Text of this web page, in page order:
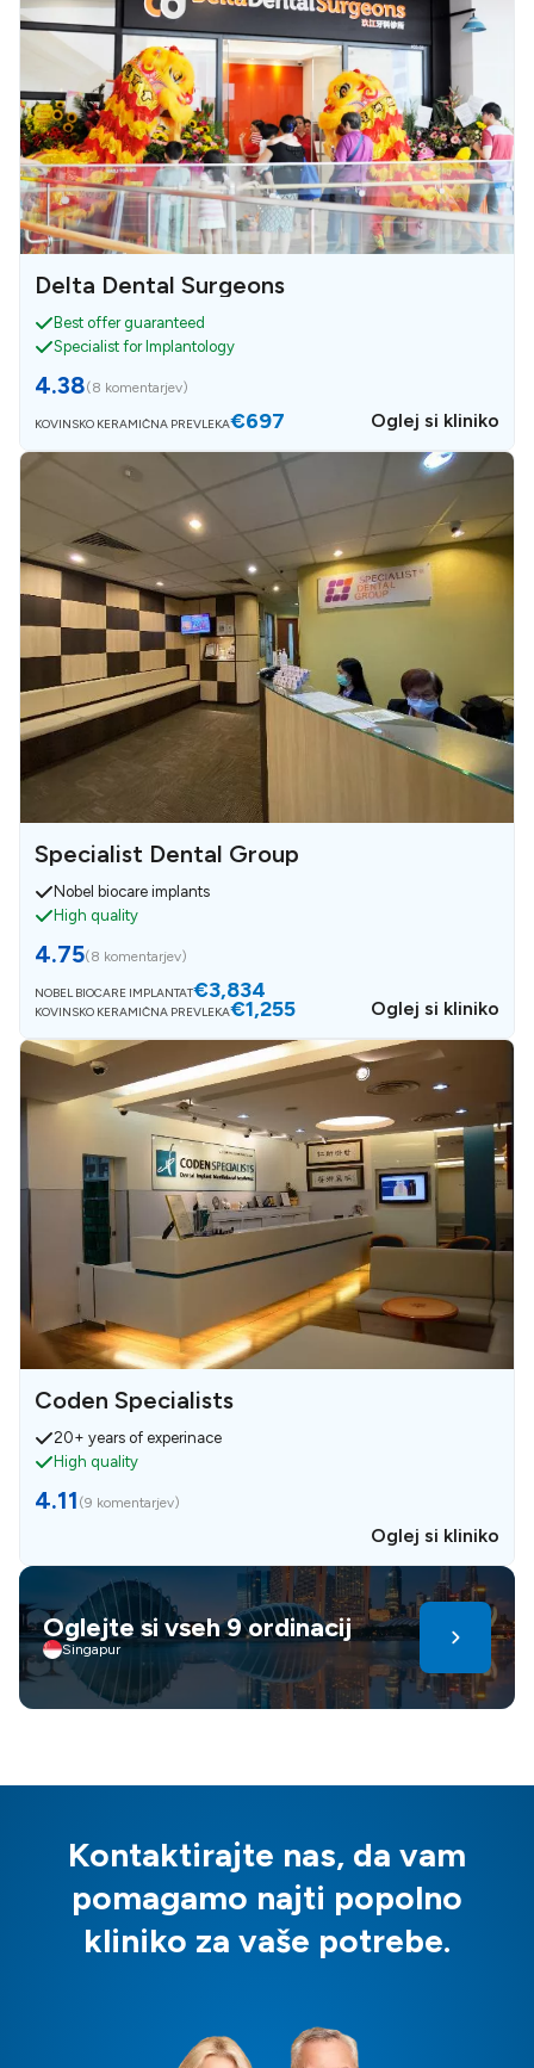
Delta Dental Surgeons
Best offer guaranteed
Specialist for Implantology
4.38(8 komentarjev)
KOVINSKO KERAMIČNA PREVLEKA€697 Oglej si kliniko
Specialist Dental Group
Nobel biocare implants
High quality
4.75(8 komentarjev)
NOBEL BIOCARE IMPLANTAT€3,834
KOVINSKO KERAMIČNA PREVLEKA€1,255 Oglej si kliniko
Coden Specialists
20+ years of experinace
High quality
4.11 (9 komentarjev)
Oglej si kliniko
Oglejte si vseh 9 ordinacij
Singapur
Kontaktirajte nas, da vam
pomagamo najti popolno
kliniko za vaše potrebe.